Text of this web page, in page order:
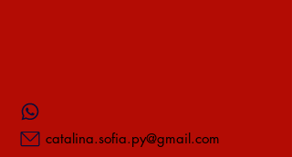
catalina.sofia.py@gmail.com